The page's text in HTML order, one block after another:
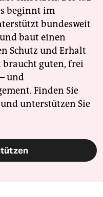
beginnt im
bundesweit
baut einen
Schutz und Erhalt
braucht guten, frei
und
Finden Sie
unterstützen Sie